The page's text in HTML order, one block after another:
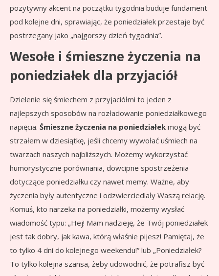
pozytywny akcent na początku tygodnia buduje fundament
pod kolejne dni, sprawiając, że poniedziałek przestaje być
postrzegany jako „najgorszy dzień tygodnia”.
Wesołe i śmieszne życzenia na
poniedziałek dla przyjaciół
Dzielenie się śmiechem z przyjaciółmi to jeden z
najlepszych sposobów na rozładowanie poniedziałkowego
napięcia. Śmieszne życzenia na poniedziałek mogą być
strzałem w dziesiątkę, jeśli chcemy wywołać uśmiech na
twarzach naszych najbliższych. Możemy wykorzystać
humorystyczne porównania, dowcipne spostrzeżenia
dotyczące poniedziałku czy nawet memy. Ważne, aby
życzenia były autentyczne i odzwierciedlały Waszą relację.
Komuś, kto narzeka na poniedziałki, możemy wysłać
wiadomość typu: „Hej! Mam nadzieję, że Twój poniedziałek
jest tak dobry, jak kawa, którą właśnie pijesz! Pamiętaj, że
to tylko 4 dni do kolejnego weekendu!” lub „Poniedziałek?
To tylko kolejna szansa, żeby udowodnić, że potrafisz być